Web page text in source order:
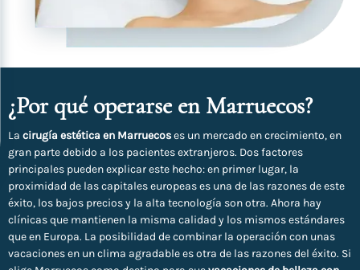
¿Por qué operarse en Marruecos?
La cirugía estética en Marruecoses un mercado en crecimiento, en
gran parte debido a los pacientes extranjeros. Dos factores
principales pueden explicar este hecho: en primer lugar, la
proximidad de las capitales europeas es una de las razones de este
éxito, los bajos precios y la alta tecnología son otra. Ahora hay
clínicas que mantienen la misma calidad y los mismos estándares
que en Europa. La posibilidad de combinar la operación con unas
vacaciones en un clima agradable es otra de las razones del éxito. Si